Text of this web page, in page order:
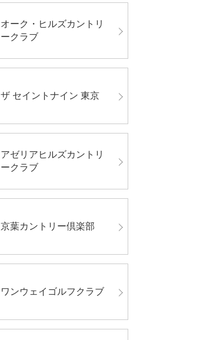
オーク・ヒルズカントリ
ークラブ
ザ セイントナイン 東京
アゼリアヒルズカントリ
ークラブ
京葉カントリー倶楽部
ワンウェイゴルフクラブ